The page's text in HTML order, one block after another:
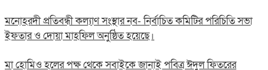
মনোহরদী প্রতিবন্ধী কল্যাণ সংস্থার নব- নির্বাচিত কমিটির পরিচিতি সভা
ইফতার ও দোয়া মাহফিল অনুষ্ঠিত হয়েছে।
মা হোমিও হলের পক্ষ থেকে সবাইকে জানাই পবিত্র ঈদুল ফিতরের